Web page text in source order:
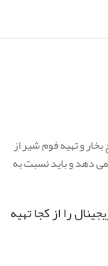
و تهیه فوم شیر از
دهد و باید نسبت به
زن دلونگی مدل ای تی ای ام ۲۹.۵۱۰ اوریجینال را از کجا تهیه